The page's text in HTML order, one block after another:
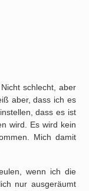
schlecht, aber
aber, dass ich es
dass es ist
wird. Es wird kein
Mich damit
wenn ich die
nur ausgeräumt